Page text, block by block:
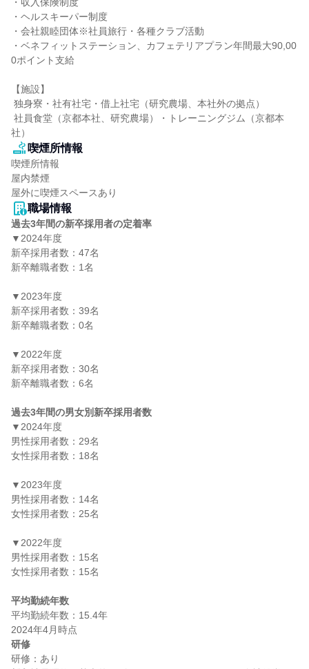
・ヘルスキーパー制度
・会社親睦団体※社員旅行・各種クラブ活動
・ベネフィットステーション、カフェテリアプラン年間最大90,00
0ポイント支給
【施設】
社）
喫煙所情報
喫煙所情報
屋内禁煙
屋外に喫煙スペースあり
職場情報
過去3年間の新卒採用者の定着率
▼2024年度
新卒採用者数：47名
新卒離職者数：1名
▼2023年度
新卒採用者数：39名
新卒離職者数：0名
▼2022年度
新卒採用者数：30名
新卒離職者数：6名
過去3年間の男女別新卒採用者数
▼2024年度
男性採用者数：29名
女性採用者数：18名
▼2023年度
男性採用者数：14名
女性採用者数：25名
▼2022年度
男性採用者数：15名
女性採用者数：15名
平均勤続年数
平均勤続年数：15.4年
研修
研修：あり